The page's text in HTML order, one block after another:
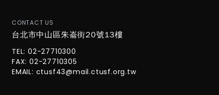
CONTACT US
台北市中山區朱崙街20號13樓
TEL: 02-27710300
FAX: 02-27710305
EMAIL: ctusf43@mail.ctusf.org.tw